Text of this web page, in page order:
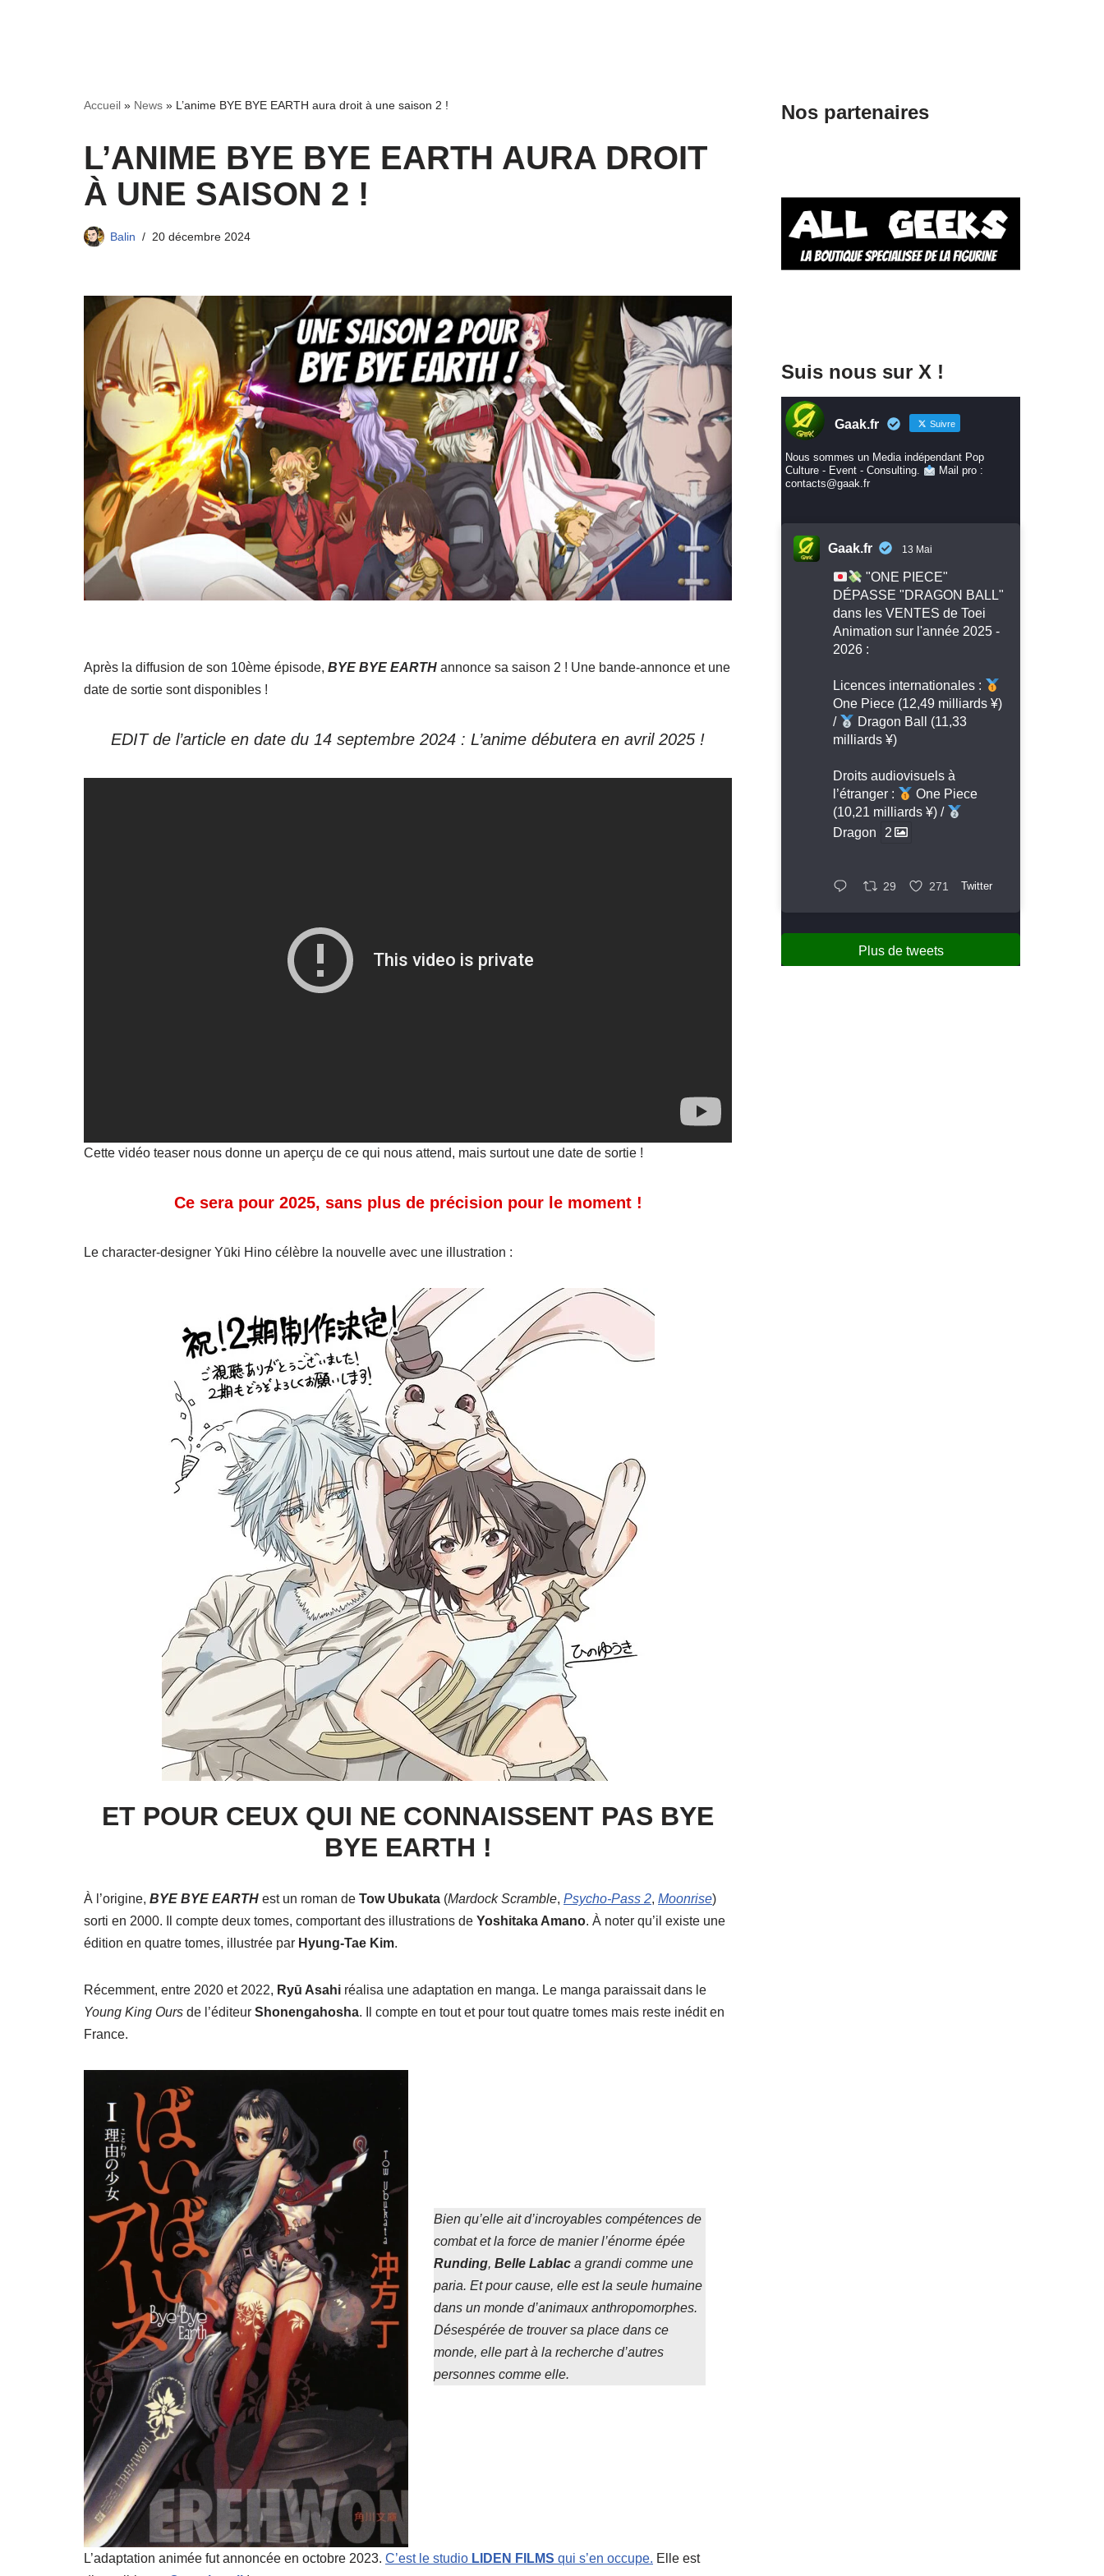
Accueil » News » L’anime BYE BYE EARTH aura droit à une saison 2 !
L’ANIME BYE BYE EARTH AURA DROIT
À UNE SAISON 2 !
Balin 20 décembre 2024
Après la diffusion de son 10ème épisode, BYE BYE EARTH annonce sa saison 2 ! Une bande-annonce et une
date de sortie sont disponibles !
EDIT de l’article en date du 14 septembre 2024 : L’anime débutera en avril 2025 !
Cette vidéo teaser nous donne un aperçu de ce qui nous attend, mais surtout une date de sortie !
Ce sera pour 2025, sans plus de précision pour le moment !
Le character-designer Yūki Hino célèbre la nouvelle avec une illustration :
ET POUR CEUX QUI NE CONNAISSENT PAS BYE
BYE EARTH !
À l’origine, BYE BYE EARTH est un roman de Tow Ubukata (Mardock Scramble, Psycho-Pass 2, Moonrise)
sorti en 2000. Il compte deux tomes, comportant des illustrations de Yoshitaka Amano. À noter qu’il existe une
édition en quatre tomes, illustrée par Hyung-Tae Kim.
Récemment, entre 2020 et 2022, Ryū Asahi réalisa une adaptation en manga. Le manga paraissait dans le
Young King Ours de l’éditeur Shonengahosha. Il compte en tout et pour tout quatre tomes mais reste inédit en
France.
Bien qu’elle ait d’incroyables compétences de
combat et la force de manier l’énorme épée
Runding,Belle Lablac a grandi comme une
paria. Et pour cause, elle est la seule humaine
dans un monde d’animaux anthropomorphes.
Désespérée de trouver sa place dans ce
monde, elle part à la recherche d’autres
personnes comme elle.
L’adaptation animée fut annoncée en octobre 2023. C’est le studio LIDEN FILMS qui s’en occupe. Elle est
Nos partenaires
Suis nous sur X !
Gaak.fr Suivre
Nous sommes un Media indépendant Pop
Culture - Event - Consulting.
Mail pro :
contacts@gaak.fr
Gaak.fr 13 Mai
"ONE PIECE"
DÉPASSE "DRAGON BALL"
dans les VENTES de Toei
Animation sur l'année 2025 -
2026 :
Licences internationales :
One Piece (12,49 milliards ¥)
/
Dragon Ball (11,33
milliards ¥)
Droits audiovisuels à
l’étranger :
One Piece
(10,21 milliards ¥) /
Dragon
2
29 271 Twitter
Plus de tweets